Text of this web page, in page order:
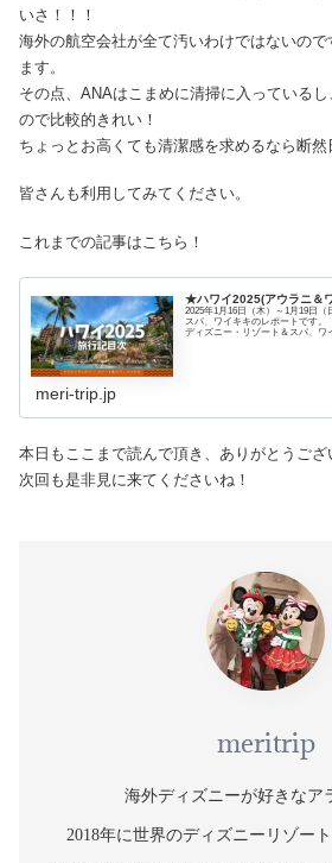
いさ！！！
海外の航空会社が全て汚いわけではないので
ます。
その点、ANAはこまめに清掃に入っている
ので比較的きれい！
ちょっとお高くても清潔感を求めるなら断然
皆さんも利用してみてください。
これまでの記事はこちら！
★ハワイ2025(アウラニ＆
2025年1月16日（木）～1月19日
スパ、ワイキキのレポートです。
ディズニー・リゾート＆スパ、ワ
meri-trip.jp
本日もここまで読んで頂き、ありがとうござ
次回も是非見に来てくださいね！
meritrip
海外ディズニーが好きなア
2018年に世界のディズニーリゾー